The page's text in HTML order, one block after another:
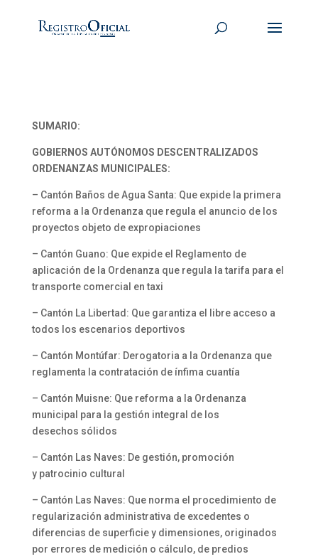
SUMARIO:
GOBIERNOS AUTÓNOMOS DESCENTRALIZADOS
ORDENANZAS MUNICIPALES:
– Cantón Baños de Agua Santa: Que expide la primera
reforma a la Ordenanza que regula el anuncio de los
proyectos objeto de expropiaciones
– Cantón Guano: Que expide el Reglamento de
aplicación de la Ordenanza que regula la tarifa para el
transporte comercial en taxi
– Cantón La Libertad: Que garantiza el libre acceso a
todos los escenarios deportivos
– Cantón Montúfar: Derogatoria a la Ordenanza que
reglamenta la contratación de ínfima cuantía
– Cantón Muisne: Que reforma a la Ordenanza
municipal para la gestión integral de los
desechos sólidos
– Cantón Las Naves: De gestión, promoción
y patrocinio cultural
– Cantón Las Naves: Que norma el procedimiento de
regularización administrativa de excedentes o
diferencias de superficie y dimensiones, originados
por errores de medición o cálculo, de predios